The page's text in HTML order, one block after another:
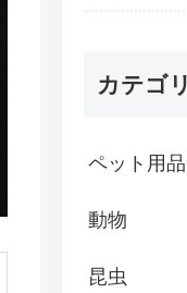
カテゴ
ペット用品
動物
昆虫